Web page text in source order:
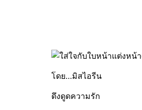
โดย…มิสไอรีน
ดึงดูดความรัก